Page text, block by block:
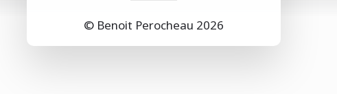
© Benoit Perocheau 2026